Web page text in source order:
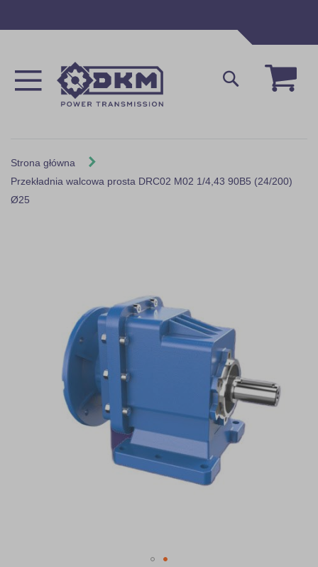
Mój
Szukaj
Strona główna
Przekładnia walcowa prosta DRC02 M02 1/4,43 90B5 (24/200)
Ø25